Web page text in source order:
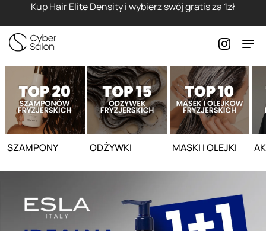
Kup Hair Elite Density i wybierz swój gratis za 1zł
SZAMPONY ODŻYWKI MASKI I OLEJKI
Strona główna - Cyber Salon